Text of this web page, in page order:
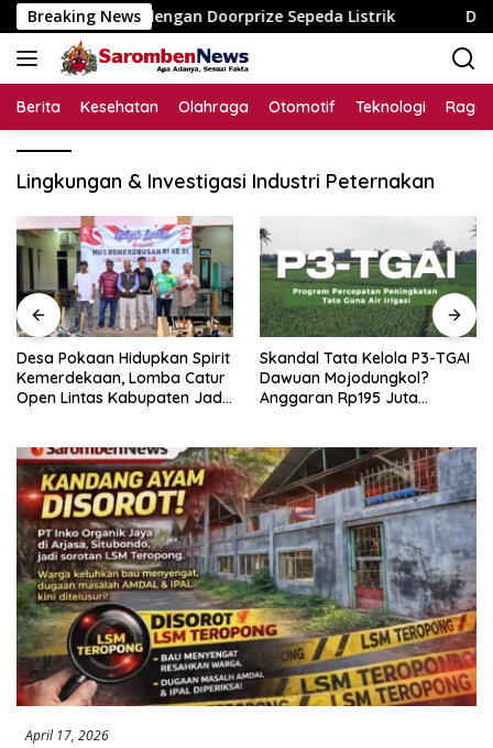
Langsung
ke
konten
Breaking News
Dusun dengan Doorprize Sepeda Listrik Desa
Berita Kesehatan Olahraga Otomotif Teknologi
Lingkungan & Investigasi Industri Peternakan
Desa Pokaan Hidupkan Spirit
Kemerdekaan, Lomba Catur
Open Lintas Kabupaten Jadi
Skandal Tata Kelola P3-TGAI
Dawuan Mojodungkol?
Anggaran Rp195 Juta
Swakelola Petani
April 17, 2026